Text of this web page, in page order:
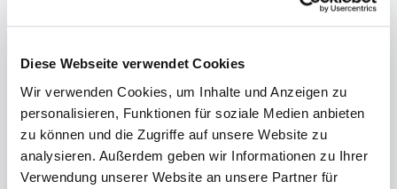
Diese Webseite verwendet Cookies
Wir verwenden Cookies, um Inhalte und Anzeigen zu
personalisieren, Funktionen für soziale Medien anbieten
zu können und die Zugriffe auf unsere Website zu
analysieren. Außerdem geben wir Informationen zu Ihrer
Verwendung unserer Website an unsere Partner für